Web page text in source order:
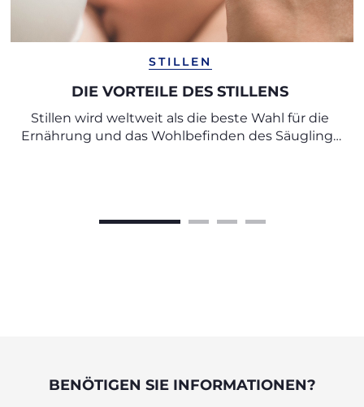
STILLEN
DIE VORTEILE DES STILLENS
Stillen wird weltweit als die beste Wahl für die
Ernährung und das Wohlbefinden des Säuglings
BENÖTIGEN SIE INFORMATIONEN?